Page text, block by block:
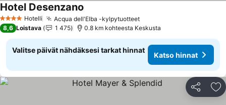
4 Tähtiluokitus
Hotelli Acqua dell'Elba -kylpytuotteetKatso hinnat
Hotel Desenzano
8,6 Loistava 1 475 0.8 km kohteesta Keskusta
Valitse päivät nähdäksesi tarkat hinnat
Katso hinnat
Jaa